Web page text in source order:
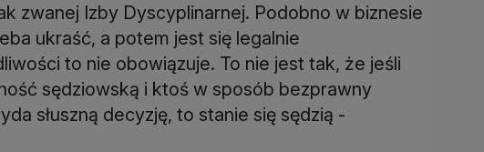
zwanej Izby Dyscyplinarnej. Podobno w biznesie
ukraść, a potem jest się legalnie
to nie obowiązuje. To nie jest tak, że jeśli
sędziowską i ktoś w sposób bezprawny
słuszną decyzję, to stanie się sędzią -